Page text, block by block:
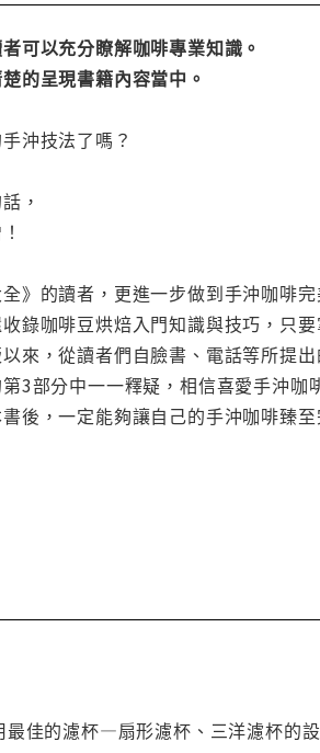
可以充分瞭解咖啡專業知識。
的呈現書籍內容當中。
沖技法了嗎？
，
》的讀者，更進一步做到手沖咖啡
錄咖啡豆烘焙入門知識與技巧，只
來，從讀者們自臉書、電話等所提
3部分中一一釋疑，相信喜愛手沖
後，一定能夠讓自己的手沖咖啡臻至
佳的濾杯—扇形濾杯、三洋濾杯